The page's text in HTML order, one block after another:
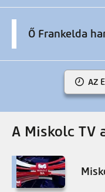
Ő Frankelda
AZ
A Miskolc TV